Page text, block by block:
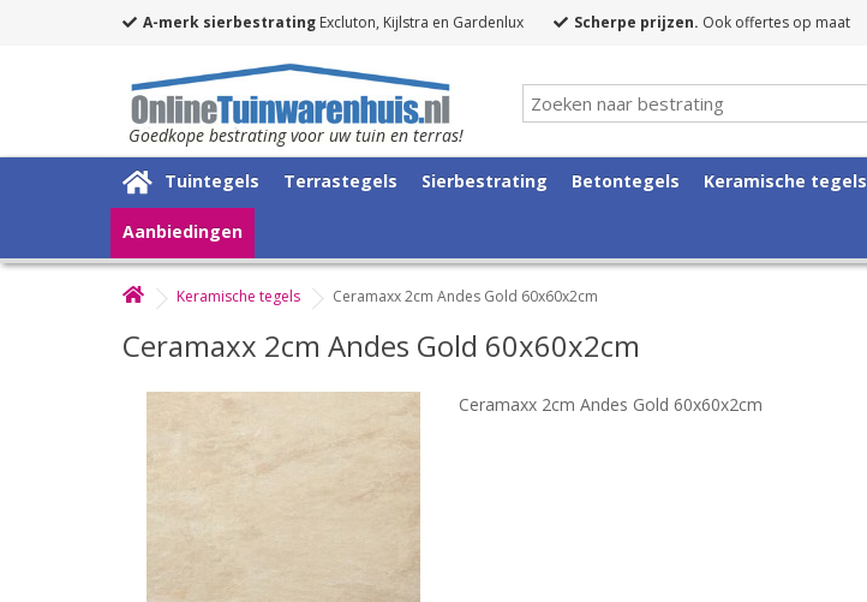
A-merk sierbestrating Excluton, Kijlstra en Gardenlux Scherpe prijzen. Ook offertes op maat
Goedkope bestrating voor uw tuin en terras!
Tuintegels Terrastegels Sierbestrating Betontegels Keramische tegels
Aanbiedingen
Keramische tegels Ceramaxx 2cm Andes Gold 60x60x2cm
Ceramaxx 2cm Andes Gold 60x60x2cm
Ceramaxx 2cm Andes Gold 60x60x2cm